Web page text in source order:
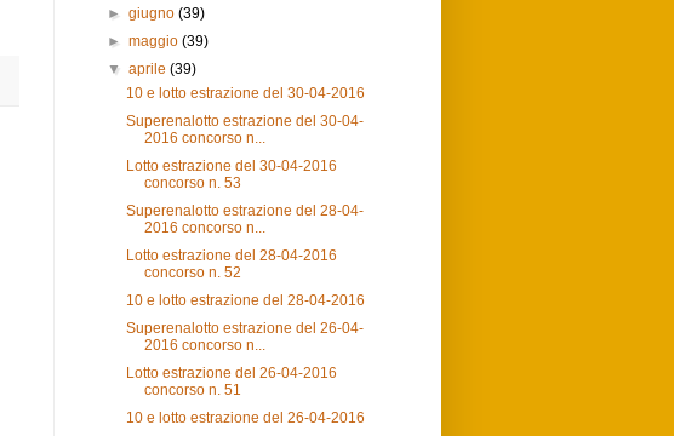
►giugno(39)
►maggio(39)
▼aprile(39)
10 e lotto estrazione del 30-04-2016
Superenalotto estrazione del 30-04-
2016 concorso n...
Lotto estrazione del 30-04-2016
concorso n. 53
Superenalotto estrazione del 28-04-
2016 concorso n...
Lotto estrazione del 28-04-2016
concorso n. 52
10 e lotto estrazione del 28-04-2016
Superenalotto estrazione del 26-04-
2016 concorso n...
Lotto estrazione del 26-04-2016
concorso n. 51
10 e lotto estrazione del 26-04-2016